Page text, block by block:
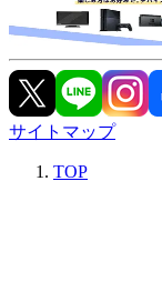
サイトマップ
TOP